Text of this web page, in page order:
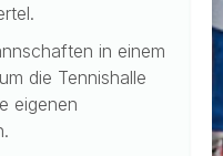
in einem
die Tennishalle
eigenen